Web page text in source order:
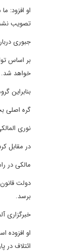
او افزود:
تصویب نشده و باز از
جبوری درباره
بر اساس
خواهد شد.
بنابراین
گره اصلی
نوری
در مقابل
مالکی در
دولت
برسد.
خبرگزاری
او
ائتلاف در